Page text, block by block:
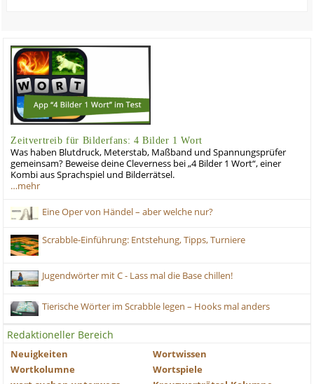
Zeitvertreib für Bilderfans: 4 Bilder 1 Wort
Was haben Blutdruck, Meterstab, Maßband und Spannungsprüfer
gemeinsam? Beweise deine Cleverness bei „4 Bilder 1 Wort“, einer
Kombi aus Sprachspiel und Bilderrätsel.
…mehr
Eine Oper von Händel – aber welche nur?
Scrabble-Einführung: Entstehung, Tipps, Turniere
Jugendwörter mit C - Lass mal die Base chillen!
Tierische Wörter im Scrabble legen – Hooks mal anders
Redaktioneller Bereich
Neuigkeiten
Wortwissen
Wortkolumne
Wortspiele